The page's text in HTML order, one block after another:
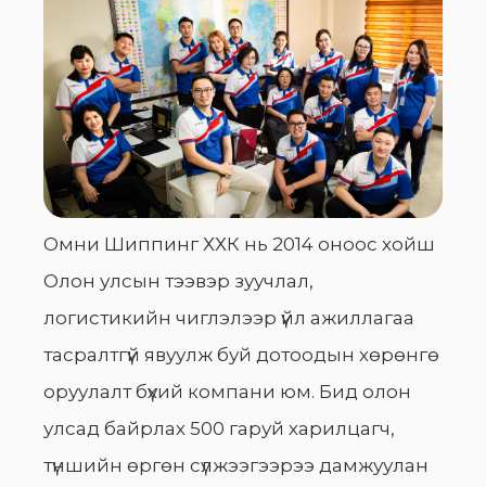
Омни Шиппинг ХХК нь 2014 оноос хойш
Олон улсын тээвэр зуучлал,
логистикийн чиглэлээр үйл ажиллагаа
тасралтгүй явуулж буй дотоодын хөрөнгө
оруулалт бүхий компани юм. Бид олон
улсад байрлах 500 гаруй харилцагч,
түншийн өргөн сүлжээгээрээ дамжуулан